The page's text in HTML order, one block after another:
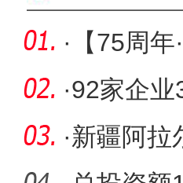
·
【75周
一师医
·92家企业
·新疆阿拉